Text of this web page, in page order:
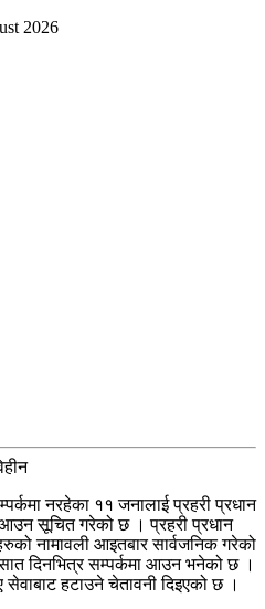
2026
नरहेका ११ जनालाई प्रहरी प्रधान
आउन सूचित गरेको छ । प्रहरी प्रधान
नामावली आइतबार सार्वजनिक गरेको
दिनभित्र सम्पर्कमा आउन भनेको छ ।
हटाउने चेतावनी दिइएको छ ।